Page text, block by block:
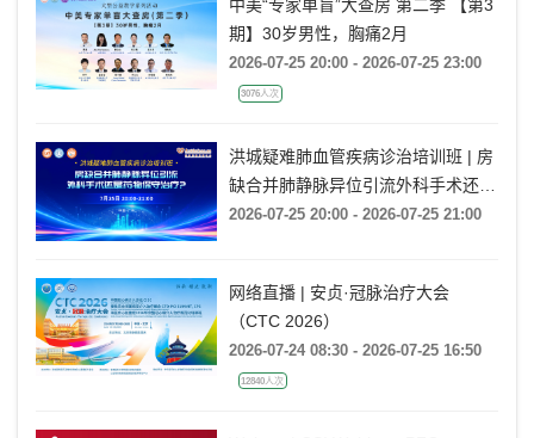
中美“专家单盲”大查房 第二季 【第3
期】30岁男性，胸痛2月
2026-07-25 20:00 - 2026-07-25 23:00
3076人次
洪城疑难肺血管疾病诊治培训班 | 房
缺合并肺静脉异位引流外科手术还是
药物保守治疗?
2026-07-25 20:00 - 2026-07-25 21:00
网络直播 | 安贞·冠脉治疗大会
（CTC 2026）
2026-07-24 08:30 - 2026-07-25 16:50
12840人次